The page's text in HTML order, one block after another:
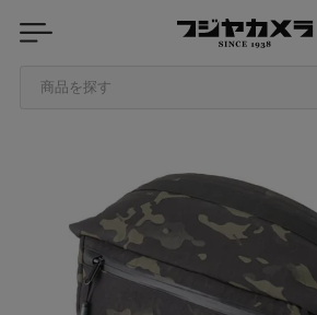
商品を探す
ブランドから探す
中古品を探す